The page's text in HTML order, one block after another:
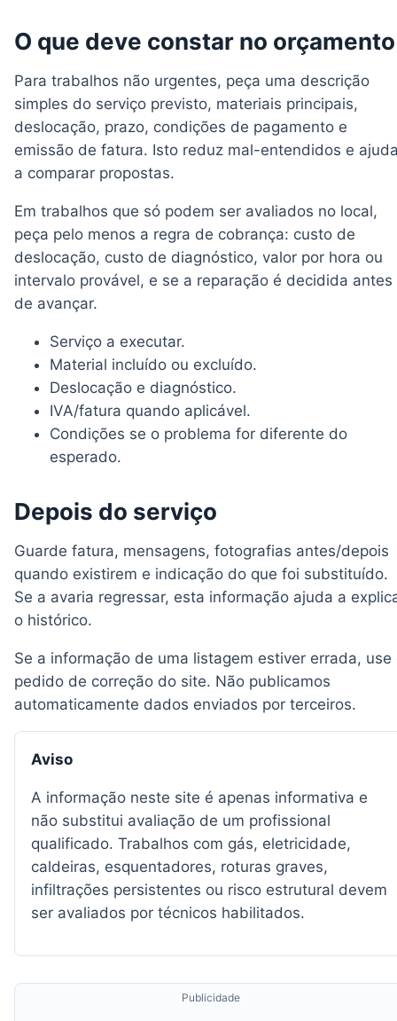
O que deve constar no orçamento
Para trabalhos não urgentes, peça uma descrição
simples do serviço previsto, materiais principais,
deslocação, prazo, condições de pagamento e
emissão de fatura. Isto reduz mal-entendidos e
a comparar propostas.
Em trabalhos que só podem ser avaliados no local,
peça pelo menos a regra de cobrança: custo de
deslocação, custo de diagnóstico, valor por hora ou
intervalo provável, e se a reparação é decidida antes
de avançar.
Serviço a executar.
Material incluído ou excluído.
Deslocação e diagnóstico.
IVA/fatura quando aplicável.
Condições se o problema for diferente do
esperado.
Depois do serviço
Guarde fatura, mensagens, fotografias antes/depois
quando existirem e indicação do que foi substituído.
Se a avaria regressar, esta informação ajuda a
o histórico.
Se a informação de uma listagem estiver errada, use
pedido de correção do site. Não publicamos
automaticamente dados enviados por terceiros.
Aviso
A informação neste site é apenas informativa e
não substitui avaliação de um profissional
qualificado. Trabalhos com gás, eletricidade,
caldeiras, esquentadores, roturas graves,
infiltrações persistentes ou risco estrutural devem
ser avaliados por técnicos habilitados.
Publicidade